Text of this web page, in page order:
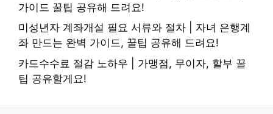
가이드 꿀팁 공유해 드려요!
미성년자 계좌개설 필요 서류와 절차 | 자녀 은행계
좌 만드는 완벽 가이드, 꿀팁 공유해 드려요!
카드수수료 절감 노하우 | 가맹점, 무이자, 할부 꿀
팁 공유할게요!